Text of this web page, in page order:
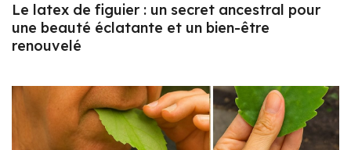
Le latex de figuier : un secret ancestral pour
une beauté éclatante et un bien-être
renouvelé